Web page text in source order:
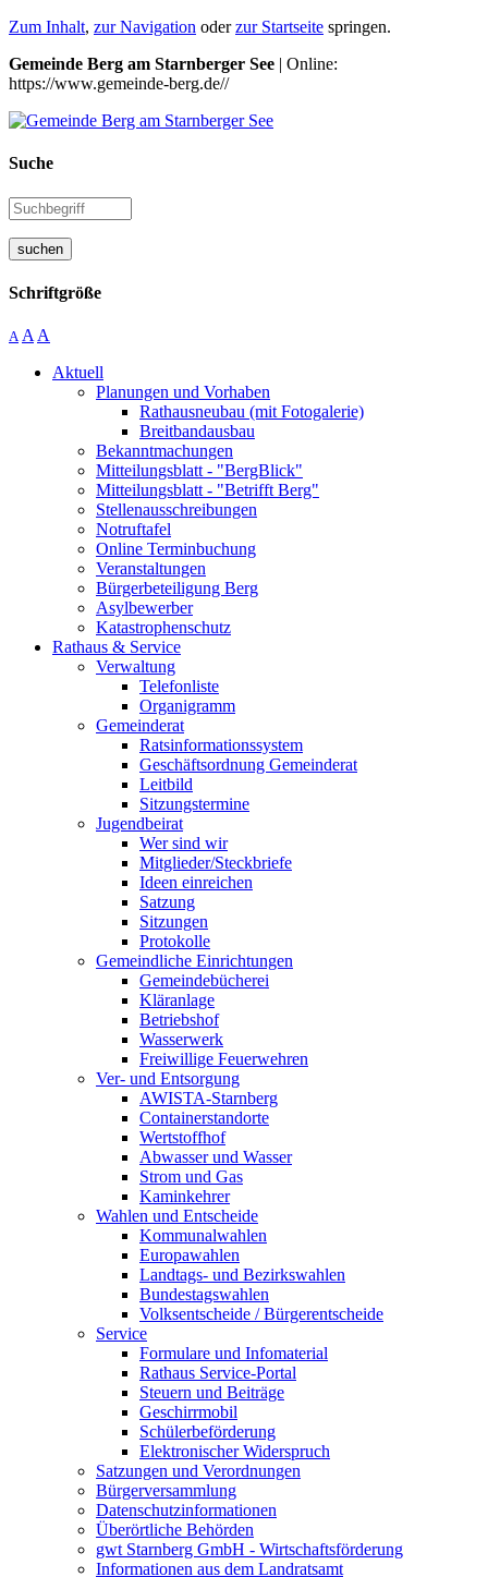
Zum Inhalt, zur Navigation oderzur Startseite springen.
Gemeinde Berg am Starnberger See | Online:
https://www.gemeinde-berg.de//
Suche
suchen
Schriftgröße
A A A
Aktuell
Planungen und Vorhaben
Rathausneubau (mit Fotogalerie)
Breitbandausbau
Bekanntmachungen
Mitteilungsblatt - "BergBlick"
Mitteilungsblatt - "Betrifft Berg"
Stellenausschreibungen
Notruftafel
Online Terminbuchung
Veranstaltungen
Bürgerbeteiligung Berg
Asylbewerber
Katastrophenschutz
Rathaus & Service
Verwaltung
Telefonliste
Organigramm
Gemeinderat
Ratsinformationssystem
Geschäftsordnung Gemeinderat
Leitbild
Sitzungstermine
Jugendbeirat
Wer sind wir
Mitglieder/Steckbriefe
Ideen einreichen
Satzung
Sitzungen
Protokolle
Gemeindliche Einrichtungen
Gemeindebücherei
Kläranlage
Betriebshof
Wasserwerk
Freiwillige Feuerwehren
Ver- und Entsorgung
AWISTA-Starnberg
Containerstandorte
Wertstoffhof
Abwasser und Wasser
Strom und Gas
Kaminkehrer
Wahlen und Entscheide
Kommunalwahlen
Europawahlen
Landtags- und Bezirkswahlen
Bundestagswahlen
Volksentscheide / Bürgerentscheide
Service
Formulare und Infomaterial
Rathaus Service-Portal
Steuern und Beiträge
Geschirrmobil
Schülerbeförderung
Elektronischer Widerspruch
Satzungen und Verordnungen
Bürgerversammlung
Datenschutzinformationen
Überörtliche Behörden
gwt Starnberg GmbH - Wirtschaftsförderung
Informationen aus dem Landratsamt